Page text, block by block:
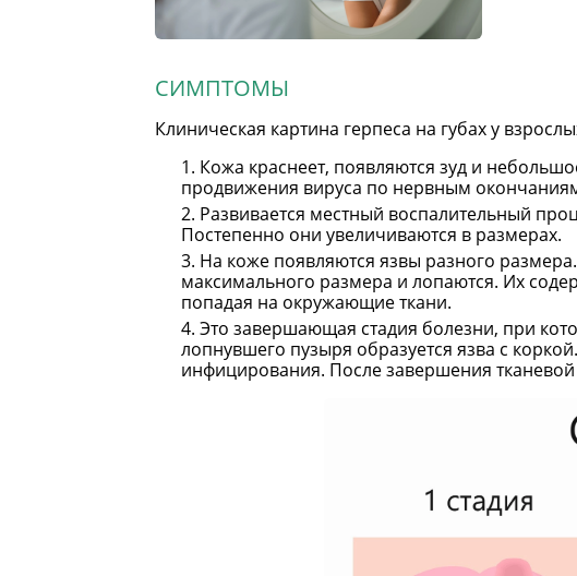
СИМПТОМЫ
Клиническая картина герпеса на губах у
Кожа краснеет, появляются зуд и
продвижения вируса по нервным
Развивается местный воспалительный
Постепенно они увеличиваются в размерах.
На коже появляются язвы разного
максимального размера и лопаются. Их
попадая на окружающие ткани.
Это завершающая стадия болезни, при
лопнувшего пузыря образуется язва с
инфицирования. После завершения